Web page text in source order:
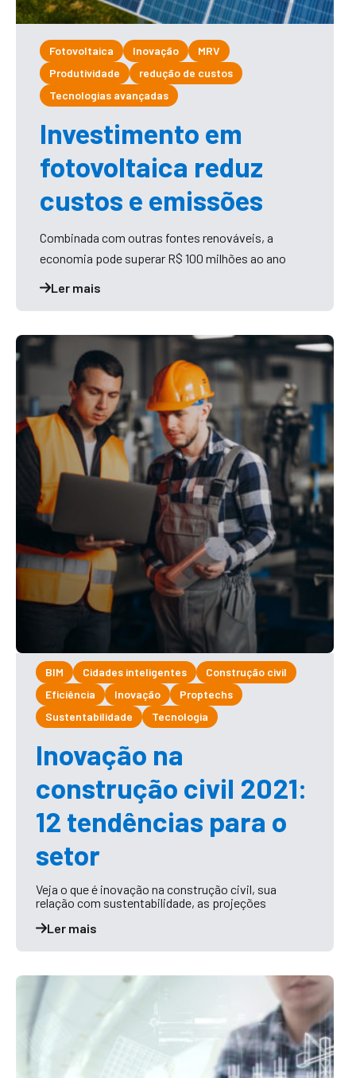
Fotovoltaica Inovação
MRV
Produtividade
redução de custos
Tecnologias avançadas
Investimento em
fotovoltaica reduz
custos e emissões
Combinada com outras fontes renováveis, a
economia pode superar R$ 100 milhões ao ano
Ler mais
BIM Cidades inteligentes
Construção civil
Eficiência
Inovação
Proptechs
Sustentabilidade
Tecnologia
Inovação na
construção civil 2021:
12 tendências para o
setor
Veja o que é inovação na construção civil, sua
relação com sustentabilidade, as projeções
Ler mais